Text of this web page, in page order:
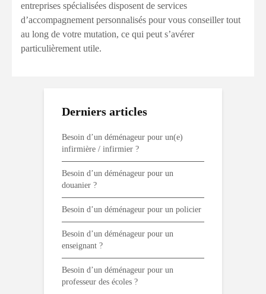
entreprises spécialisées disposent de services
d’accompagnement personnalisés pour vous conseiller tout
au long de votre mutation, ce qui peut s’avérer
particulièrement utile.
Derniers articles
Besoin d’un déménageur pour un(e)
infirmière / infirmier ?
Besoin d’un déménageur pour un
douanier ?
Besoin d’un déménageur pour un policier
Besoin d’un déménageur pour un
enseignant ?
Besoin d’un déménageur pour un
professeur des écoles ?